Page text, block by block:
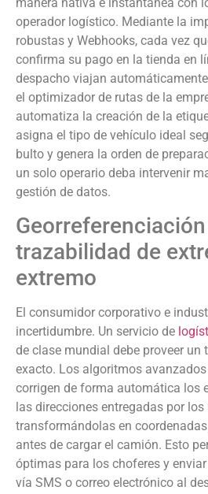
operador logístico. Mediante la
robustas y Webhooks, cada vez
confirma su pago en la tienda en
despacho viajan
el optimizador de rutas de la
automatiza la creación de la
asigna el tipo de vehículo ideal
bulto y genera la orden de
un solo operario deba intervenir
gestión de datos.
trazabilidad de
extremo
El consumidor corporativo e
incertidumbre. Un servicio de
de clase mundial debe proveer un
exacto. Los algoritmos
corrigen de forma automática los
las direcciones entregadas por los
transformándolas en
antes de cargar el camión. Esto
óptimas para los choferes y
vía SMS o correo electrónico al